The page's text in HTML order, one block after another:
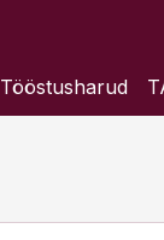
Tööstusharud